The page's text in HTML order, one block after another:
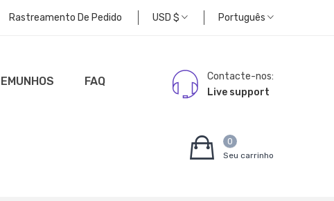
Rastreamento De Pedido USD $ Português
FAQ
Contacte-nos:
Live support
0
Seu carrinho